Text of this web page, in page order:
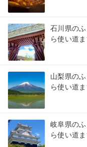
石川県の
ら使い道
山梨県の
ら使い道
岐阜県の
ら使い道